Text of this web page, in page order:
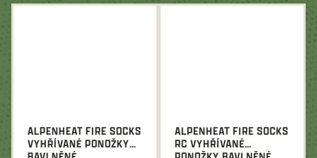
ALPENHEAT FIRE SOCKS
VYHŘÍVANÉ PONOŽKY
ALPENHEAT FIRE SOCKS
RC VYHŘÍVANÉ